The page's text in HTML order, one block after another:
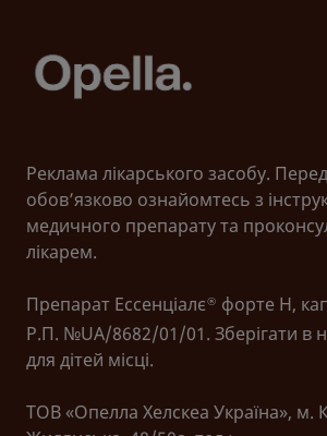
Реклама лікарського засобу.
обов’язково ознайомтесь з
медичного препарату та
лікарем.
Препарат Ессенціалє® форте Н,
Р.П. №UA/8682/01/01. Зберігати в
для дітей місці.
ТОВ «Опелла Хелскеа Україна», м.